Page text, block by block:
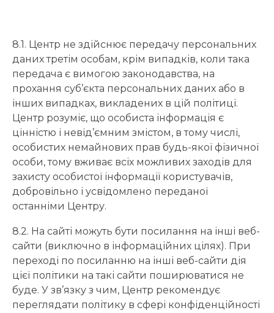
8.1. Центр не здійснює передачу персональних
даних третім особам, крім випадків, коли така
передача є вимогою законодавства, на
прохання суб’єкта персональних даних або в
інших випадках, викладених в цій політиці.
Центр розуміє, що особиста інформація є
цінністю і невід’ємним змістом, в тому числі,
особистих немайнових прав будь-якої фізичної
особи, тому вживає всіх можливих заходів для
захисту особистої інформації користувачів,
добровільно і усвідомлено переданої
останніми Центру.
8.2. На сайті можуть бути посилання на інші веб-
сайти (виключно в інформаційних цілях). При
переході по посиланню на інші веб-сайти дія
цієї політики на такі сайти поширюватися не
буде. У зв’язку з чим, Центр рекомендує
переглядати політику в сфері конфіденційності